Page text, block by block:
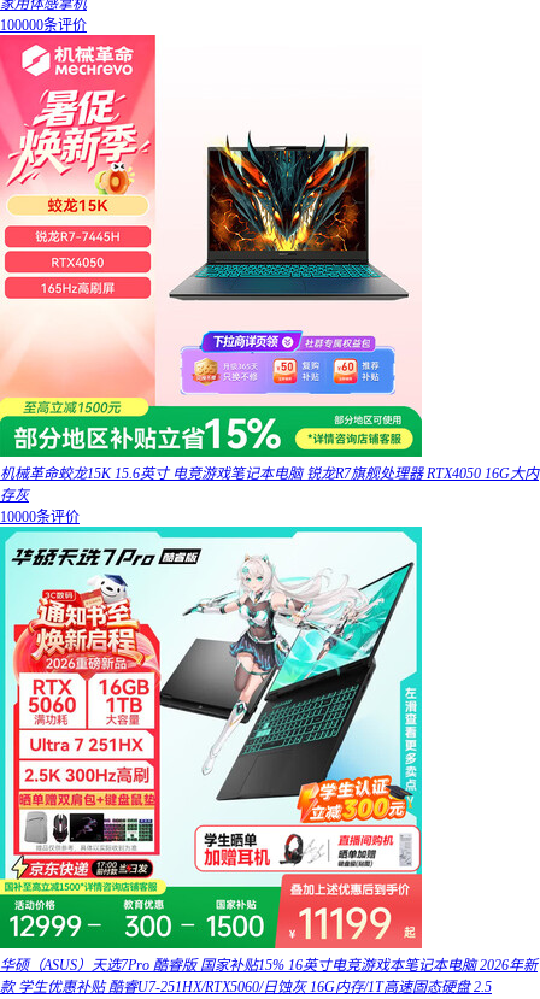
家用体感掌机
100000条评价
机械革命蛟龙15K 15.6英寸 电竞游戏笔记本电脑 锐龙R7旗舰处理器 RTX4050 16G大内
存灰
10000条评价
华硕（ASUS）天选7Pro 酷睿版 国家补贴15% 16英寸电竞游戏本笔记本电脑 2026年新
款 学生优惠补贴 酷睿U7-251HX/RTX5060/日蚀灰 16G内存/1T高速固态硬盘 2.5